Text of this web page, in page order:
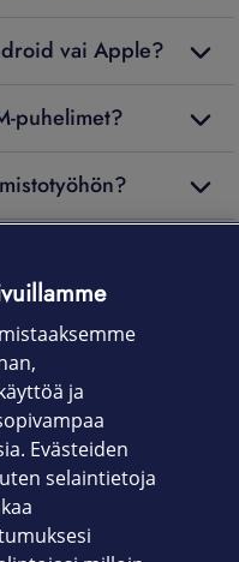
vai Apple?
puhelimet?
ja
Evästeiden
selaintietoja